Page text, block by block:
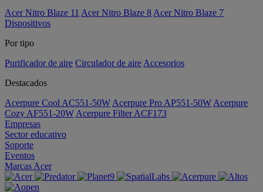
Acer Nitro Blaze 11 Acer Nitro Blaze 8 Acer Nitro Blaze 7
Dispositivos
Por tipo
Purificador de aire Circulador de aire Accesorios
Destacados
Acerpure Cool AC551-50W Acerpure Pro AP551-50W Acerpure
Cozy AF551-20W Acerpure Filter ACF173
Empresas
Sector educativo
Soporte
Eventos
Marcas Acer